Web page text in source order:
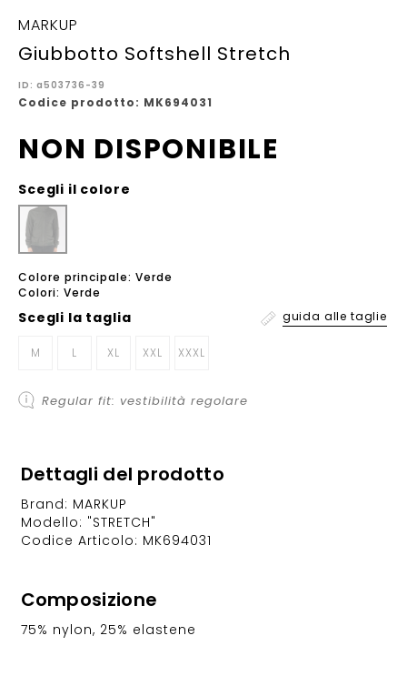
MARKUP
Giubbotto Softshell Stretch
ID: a503736-39
Codice prodotto: MK694031
NON DISPONIBILE
Scegli il colore
Colore principale: Verde
Colori: Verde
Scegli la taglia guida alle taglie
M L XL XXL XXXL
Regular fit: vestibilità regolare
Dettagli del prodotto
Brand: MARKUP
Modello: "STRETCH"
Codice Articolo: MK694031
Composizione
75% nylon, 25% elastene